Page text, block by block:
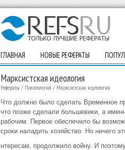
ГЛАВНАЯ НОВЫЕ РЕФЕРАТЫ
Марксистская идеология
Рефераты / Политология / Марксистская идеология
Что должно было сделать Временное
что позже сделали большевики, а
рабочим. Первое обеспечило бы
сроки наладить хозяйство. Но ничего
нтересам, продолжило войну. И